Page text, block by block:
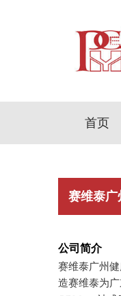
首页
赛维泰广
公司简介
赛维泰广州
造赛维泰为